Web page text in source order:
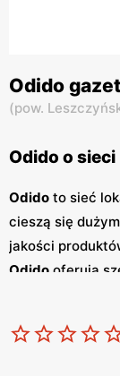
Odido
(pow.
Odido o sieci
Odido to sieć
cieszą się
jakości
Odido oferują
w tym świeże
produkty
produktów
dodatkowo